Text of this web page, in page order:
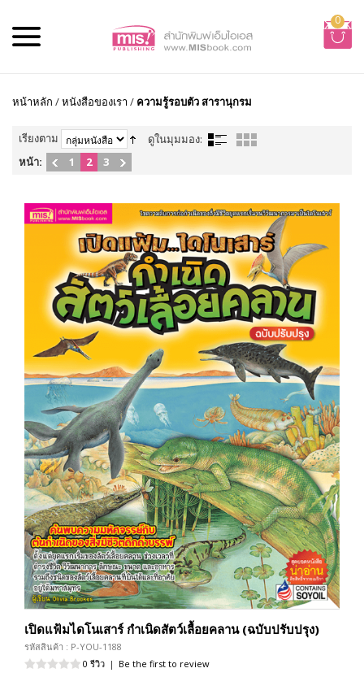
0
หน้าหลัก /หนังสือของเรา / ความรู้รอบตัว สารานุกรม
เรียงตาม
ดูในมุมมอง:
หน้า:
1 2 3
เปิดแฟ้มไดโนเสาร์ กำเนิดสัตว์เลื้อยคลาน (ฉบับปรับปรุง)
รหัสสินค้า : P-YOU-1188
0 รีวิว | Be the first to review